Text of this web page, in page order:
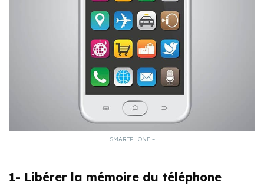
SMARTPHONE –
1- Libérer la mémoire du téléphone